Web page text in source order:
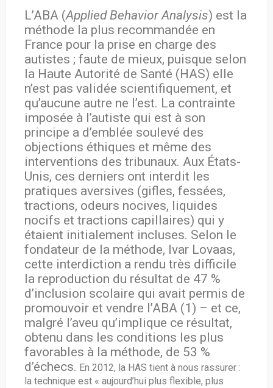
L’ABA (Applied Behavior Analysis) est la
méthode la plus recommandée en
France pour la prise en charge des
autistes ; faute de mieux, puisque selon
la Haute Autorité de Santé (HAS) elle
n’est pas validée scientifiquement, et
qu’aucune autre ne l’est. La contrainte
imposée à l’autiste qui est à son
principe a d’emblée soulevé des
objections éthiques et même des
interventions des tribunaux. Aux États-
Unis, ces derniers ont interdit les
pratiques aversives (gifles, fessées,
tractions, odeurs nocives, liquides
nocifs et tractions capillaires) qui y
étaient initialement incluses. Selon le
fondateur de la méthode, Ivar Lovaas,
cette interdiction a rendu très difficile
la reproduction du résultat de 47 %
d’inclusion scolaire qui avait permis de
promouvoir et vendre l’ABA (1) – et ce,
malgré l’aveu qu’implique ce résultat,
obtenu dans les conditions les plus
favorables à la méthode, de 53 %
d’échecs. En 2012, la HAS tient à nous rassurer :
la technique est « aujourd’hui plus flexible, plus